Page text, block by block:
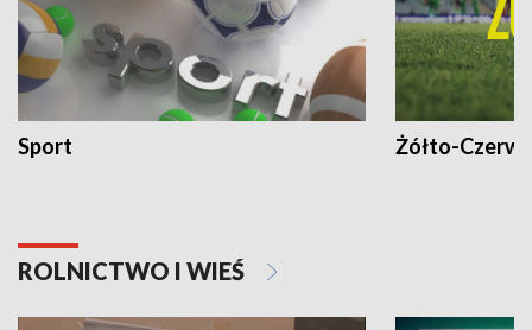
Sport Żółto-
ROLNICTWO I WIEŚ